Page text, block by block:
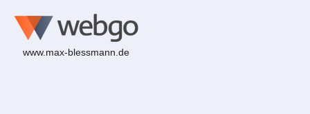
www.max-blessmann.de